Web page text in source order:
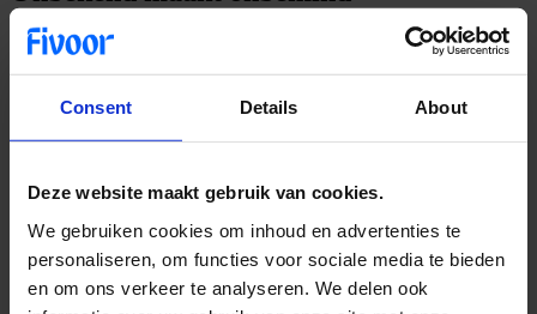
Consent Details About
Deze website maakt gebruik van cookies.
We gebruiken cookies om inhoud en advertenties te
personaliseren, om functies voor sociale media te bieden
en om ons verkeer te analyseren. We delen ook
Hyacinthe van Bussel (algemeen directeur Rooyse Wissel en
“𝐿𝑎𝑛𝑔 𝑤𝑎𝑠 ‘𝑑𝑒 𝑡𝑏𝑠’ 𝑒𝑒𝑛 𝑡𝑎𝑚𝑒𝑙𝑖𝑗𝑘 𝑔𝑒𝑠𝑙𝑜𝑡𝑒𝑛 𝑏𝑜𝑙𝑤𝑒𝑟𝑘. 𝑂𝑚 𝑑𝑎𝑎𝑟
𝑣𝑒𝑟𝑎𝑛𝑑𝑒𝑟𝑖𝑛𝑔 𝑖𝑛 𝑡𝑒 𝑏𝑟𝑒𝑛𝑔𝑒𝑛 𝘩𝑒𝑏𝑏𝑒𝑛 𝑤𝑒 𝑑𝑒𝑠𝑡𝑖𝑗𝑑𝑠 𝑖𝑛 𝑔𝑒𝑧𝑎𝑚𝑒𝑛𝑙𝑖𝑗𝑘𝘩𝑒𝑖𝑑
𝑏𝑒𝑠𝑙𝑜𝑡𝑒𝑛 𝑑𝑎𝑡 𝑤𝑒 𝑜𝑝𝑒𝑛𝑒𝑟 𝑒𝑛 𝑡𝑟𝑎𝑛𝑠𝑝𝑎𝑟𝑎𝑛𝑡𝑒𝑟 𝑚𝑜𝑒𝑠𝑡𝑒𝑛 𝑤𝑜𝑟𝑑𝑒𝑛 𝑖𝑛 𝑜𝑛𝑧𝑒
𝑐𝑜𝑚𝑚𝑢𝑛𝑖𝑐𝑎𝑡𝑖𝑒. 𝑍𝑜𝑤𝑒𝑙 𝑜𝑝𝑒𝑛𝘩𝑒𝑖𝑑 𝑎𝑙𝑠 𝑡𝑟𝑎𝑛𝑠𝑝𝑎𝑟𝑎𝑛𝑡𝑖𝑒 𝑑𝑟𝑎𝑎𝑔𝑡 𝑡𝑒𝑛𝑠𝑙𝑜𝑡𝑡𝑒 𝑏𝑖𝑗